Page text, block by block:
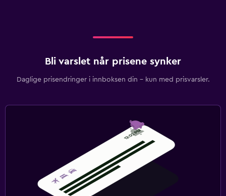
Bli varslet når prisene synker
Daglige prisendringer i innboksen din – kun med prisvarsler.